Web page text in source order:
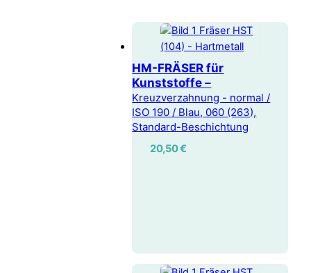
HM-FRÄSER für
Kunststoffe –
Kreuzverzahnung - normal /
ISO 190 / Blau, 060 (263),
Standard-Beschichtung
20,50€